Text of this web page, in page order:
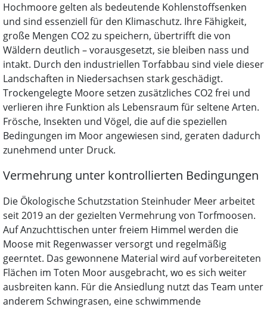
Hochmoore gelten als bedeutende Kohlenstoffsenken
und sind essenziell für den Klimaschutz. Ihre Fähigkeit,
große Mengen CO2 zu speichern, übertrifft die von
Wäldern deutlich – vorausgesetzt, sie bleiben nass und
intakt. Durch den industriellen Torfabbau sind viele dieser
Landschaften in Niedersachsen stark geschädigt.
Trockengelegte Moore setzen zusätzliches CO2 frei und
verlieren ihre Funktion als Lebensraum für seltene Arten.
Frösche, Insekten und Vögel, die auf die speziellen
Bedingungen im Moor angewiesen sind, geraten dadurch
zunehmend unter Druck.
Vermehrung unter kontrollierten Bedingungen
Die Ökologische Schutzstation Steinhuder Meer arbeitet
seit 2019 an der gezielten Vermehrung von Torfmoosen.
Auf Anzuchttischen unter freiem Himmel werden die
Moose mit Regenwasser versorgt und regelmäßig
geerntet. Das gewonnene Material wird auf vorbereiteten
Flächen im Toten Moor ausgebracht, wo es sich weiter
ausbreiten kann. Für die Ansiedlung nutzt das Team unter
anderem Schwingrasen, eine schwimmende